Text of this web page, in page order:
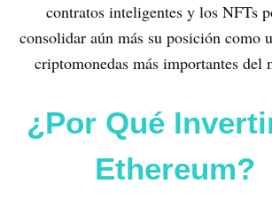
contratos inteligentes y los NFTs
consolidar aún más su posición como
criptomonedas más importantes del
¿Por Qué
Ethereum?